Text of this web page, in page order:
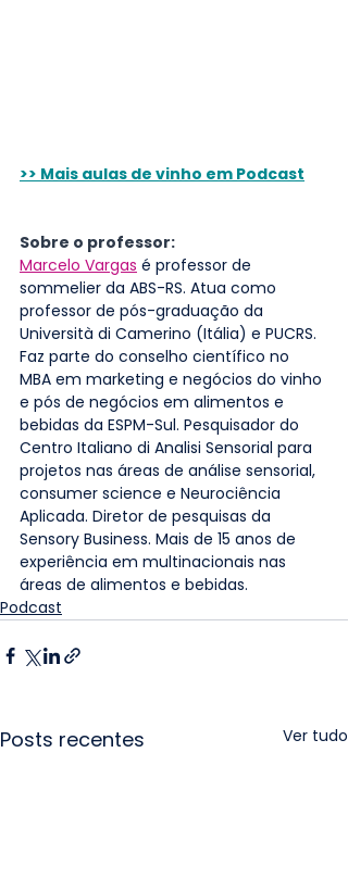
>> Mais aulas de vinho em Podcast
Sobre o professor:
Marcelo Vargas é professor de
sommelier da ABS-RS. Atua como
professor de pós-graduação da
Università di Camerino (Itália) e PUCRS.
Faz parte do conselho científico no
MBA em marketing e negócios do vinho
e pós de negócios em alimentos e
bebidas da ESPM-Sul. Pesquisador do
Centro Italiano di Analisi Sensorial para
projetos nas áreas de análise sensorial,
consumer science e Neurociência
Aplicada. Diretor de pesquisas da
Sensory Business. Mais de 15 anos de
experiência em multinacionais nas
áreas de alimentos e bebidas.
Podcast
Posts recentes Ver tudo